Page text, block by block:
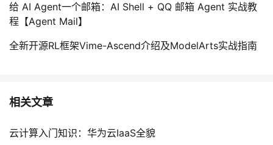
给 AI Agent一个邮箱：AI Shell + QQ 邮箱 Agent 实战教
程【Agent Mail】
全新开源RL框架Vime-Ascend介绍及ModelArts实战指南
相关文章
云计算入门知识：华为云IaaS全貌